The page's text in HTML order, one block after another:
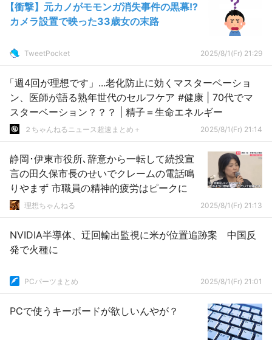
【衝撃】元カノがモモンガ消失事件の黒幕!?
カメラ設置で映った33歳女の末路
TweetPocket 2025/8/1(Fr) 21:29
「週4回が理想です」...老化防止に効くマスターベーショ
ン、医師が語る熟年世代のセルフケア #健康 | 70代でマ
スターベーション？？？ | 精子＝生命エネルギー
２ちゃんねるニュース超速まとめ＋ 2025/8/1(Fr) 21:14
静岡･伊東市役所､辞意から一転して続投宣
言の田久保市長のせいでクレームの電話鳴
りやまず 市職員の精神的疲労はピークに
理想ちゃんねる 2025/8/1(Fr) 21:13
NVIDIA半導体、迂回輸出監視に米が位置追跡案 中国反
発で火種に
PCパーツまとめ 2025/8/1(Fr) 21:01
PCで使うキーボードが欲しいんやが？